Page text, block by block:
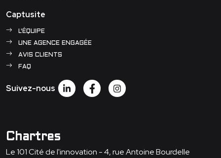
Captusite
L'ÉQUIPE
UNE AGENCE ENGAGÉE
AVIS CLIENTS
FAQ
Suivez-nous
Chartres
Le 101 Cité de l'innovation - 4, rue Antoine Bourdelle